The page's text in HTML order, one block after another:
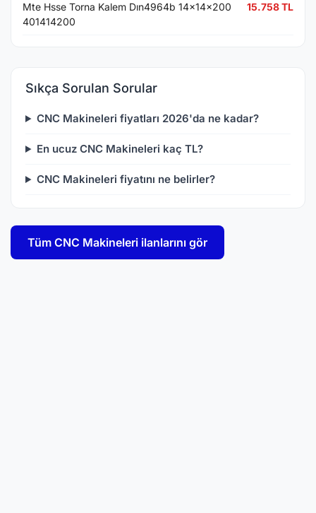
Mte Hsse Torna Kalem Dın4964b 14x14x200
401414200
15.758 TL
Sıkça Sorulan Sorular
CNC Makineleri fiyatları 2026'da ne kadar?
En ucuz CNC Makineleri kaç TL?
CNC Makineleri fiyatını ne belirler?
Tüm CNC Makineleri ilanlarını gör